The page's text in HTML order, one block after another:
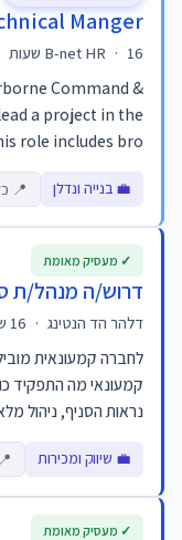
Manger
B-net HR · 16 שעות
Command &
a project in the
role includes bro...
💼 בנייה ונדלן 📍
דרוש/ה מנהל/ת
דלהר הד הנטינג ·
לחברה קמעונאית
קמעונאי מה התפקיד
נראות הסניף, ניהול
💼 שיווק ומכירות
✓ מעסיק מאומת
✓ מעסיק מאומת